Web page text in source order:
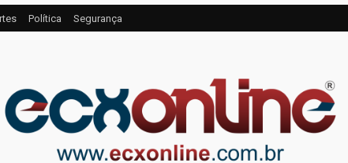
Política Segurança